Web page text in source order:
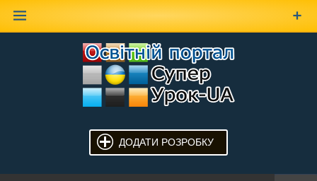
ДОДАТИ РОЗРОБКУ